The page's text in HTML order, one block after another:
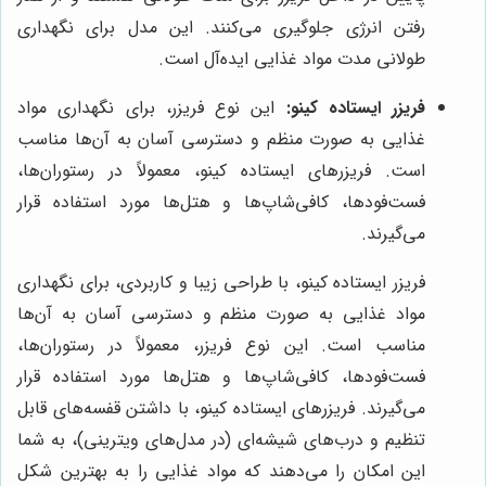
رفتن انرژی جلوگیری می‌کنند. این مدل برای نگهداری
طولانی مدت مواد غذایی ایده‌آل است.
فریزر ایستاده کینو: این نوع فریزر، برای نگهداری مواد
غذایی به صورت منظم و دسترسی آسان به آن‌ها مناسب
است. فریزرهای ایستاده کینو، معمولاً در رستوران‌ها،
فست‌فودها، کافی‌شاپ‌ها و هتل‌ها مورد استفاده قرار
می‌گیرند.
فریزر ایستاده کینو، با طراحی زیبا و کاربردی، برای نگهداری
مواد غذایی به صورت منظم و دسترسی آسان به آن‌ها
مناسب است. این نوع فریزر، معمولاً در رستوران‌ها،
فست‌فودها، کافی‌شاپ‌ها و هتل‌ها مورد استفاده قرار
می‌گیرند. فریزرهای ایستاده کینو، با داشتن قفسه‌های قابل
تنظیم و درب‌های شیشه‌ای (در مدل‌های ویترینی)، به شما
این امکان را می‌دهند که مواد غذایی را به بهترین شکل